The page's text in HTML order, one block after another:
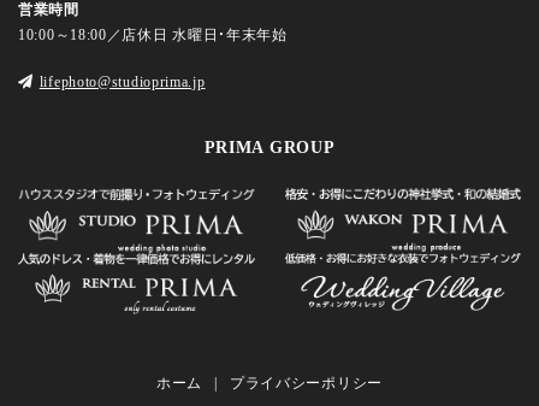
営業時間
10:00～18:00／店休日 水曜日・年末年始
lifephoto@studioprima.jp
PRIMA GROUP
ホーム プライバシーポリシー